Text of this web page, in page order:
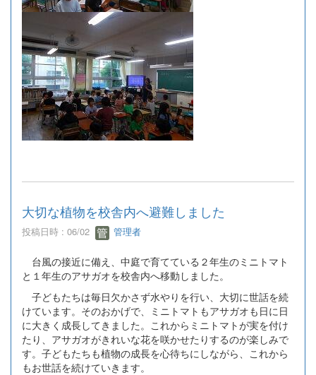
大切な植物を校舎内へ避難しました
投稿日時 : 06/02 管理者
台風の接近に備え、中庭で育てている２年生のミニトマト
と１年生のアサガオを校舎内へ移動しました。
子どもたちは毎日欠かさず水やりを行い、大切に世話を続
けています。そのおかげで、ミニトマトもアサガオも日に日
に大きく成長してきました。これからミニトマトが実を付け
たり、アサガオがきれいな花を咲かせたりするのが楽しみで
す。子どもたちも植物の成長を心待ちにしながら、これから
もお世話を続けていきます。